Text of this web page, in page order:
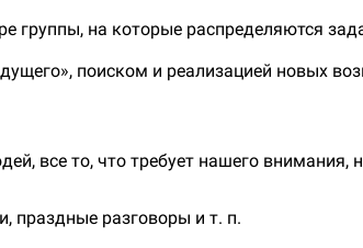
группы, на которые распределяются
поиском и реализацией новых
все то, что требует нашего внимания,
праздные разговоры и т. п.